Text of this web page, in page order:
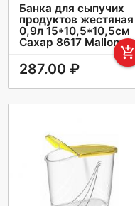
Банка для сыпучих
продуктов жестяная
0,9л 15*10,5*10,5см
Сахар 8617 Mallony
add_shopping_cart
287.00 ₽